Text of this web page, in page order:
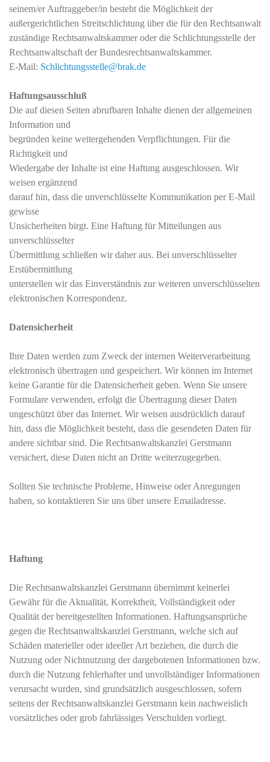
seinem/er Auftraggeber/in besteht die Möglichkeit der
außergerichtlichen Streitschlichtung über die für den Rechtsanwalt
zuständige Rechtsanwaltskammer oder die Schlichtungsstelle der
Rechtsanwaltschaft der Bundesrechtsanwaltskammer.
E-Mail: Schlichtungsstelle@brak.de
Haftungsausschluß
Die auf diesen Seiten abrufbaren Inhalte dienen der allgemeinen
Information und
begründen keine weitergehenden Verpflichtungen. Für die
Richtigkeit und
Wiedergabe der Inhalte ist eine Haftung ausgeschlossen. Wir
weisen ergänzend
darauf hin, dass die unverschlüsselte Kommunikation per E-Mail
gewisse
Unsicherheiten birgt. Eine Haftung für Mitteilungen aus
unverschlüsselter
Übermittlung schließen wir daher aus. Bei unverschlüsselter
Erstübermittlung
unterstellen wir das Einverständnis zur weiteren unverschlüsselten
elektronischen Korrespondenz.
Datensicherheit
Ihre Daten werden zum Zweck der internen Weiterverarbeitung
elektronisch übertragen und gespeichert. Wir können im Internet
keine Garantie für die Datensicherheit geben. Wenn Sie unsere
Formulare verwenden, erfolgt die Übertragung dieser Daten
ungeschützt über das Internet. Wir weisen ausdrücklich darauf
hin, dass die Möglichkeit besteht, dass die gesendeten Daten für
andere sichtbar sind. Die Rechtsanwaltskanzlei Gerstmann
versichert, diese Daten nicht an Dritte weiterzugegeben.
Sollten Sie technische Probleme, Hinweise oder Anregungen
haben, so kontaktieren Sie uns über unsere Emailadresse.
Haftung
Die Rechtsanwaltskanzlei Gerstmann übernimmt keinerlei
Gewähr für die Aktualität, Korrektheit, Vollständigkeit oder
Qualität der bereitgestellten Informationen. Haftungsansprüche
gegen die Rechtsanwaltskanzlei Gerstmann, welche sich auf
Schäden materieller oder ideeller Art beziehen, die durch die
Nutzung oder Nichtnutzung der dargebotenen Informationen bzw.
durch die Nutzung fehlerhafter und unvollständiger Informationen
verursacht wurden, sind grundsätzlich ausgeschlossen, sofern
seitens der Rechtsanwaltskanzlei Gerstmann kein nachweislich
vorsätzliches oder grob fahrlässiges Verschulden vorliegt.